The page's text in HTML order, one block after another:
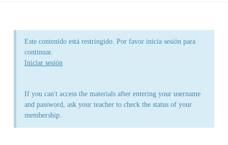
Este contenido está restringido. Por favor inicia sesión para
continuar.
Iniciar sesión
If you can't access the materials after entering your username
and password, ask your teacher to check the status of your
membership.